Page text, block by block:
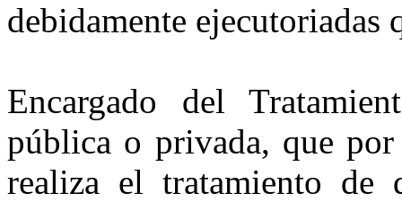
debidamente ejecutoriadas
Encargado del
pública o privada, que
realiza el tratamiento de